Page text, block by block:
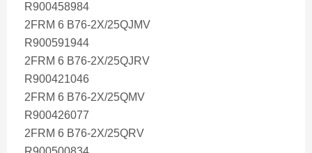
R900458984
2FRM 6 B76-2X/25QJMV
R900591944
2FRM 6 B76-2X/25QJRV
R900421046
2FRM 6 B76-2X/25QMV
R900426077
2FRM 6 B76-2X/25QRV